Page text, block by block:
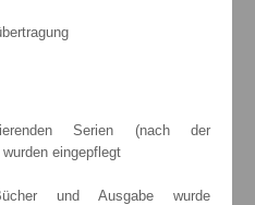
Serien (nach der
eingepflegt
und Ausgabe wurde